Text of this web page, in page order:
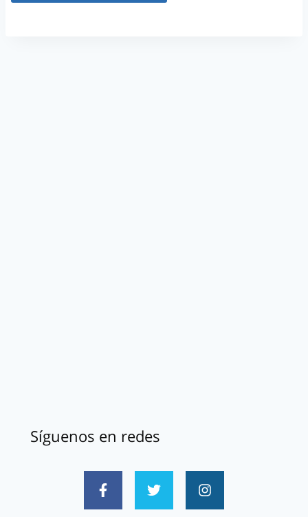
Síguenos en redes